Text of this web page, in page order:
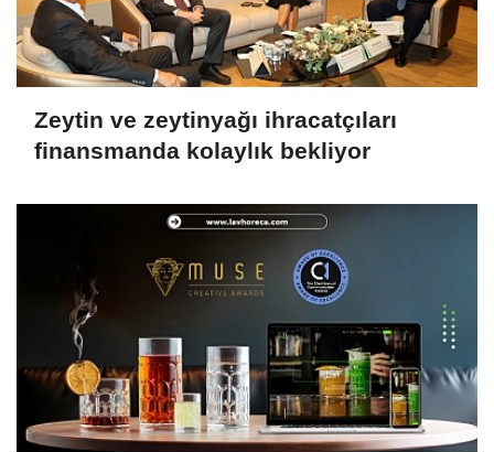
Zeytin ve zeytinyağı ihracatçıları
finansmanda kolaylık bekliyor